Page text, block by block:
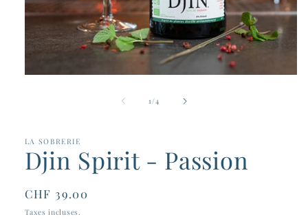
fenêtre
modale
1 /de4
LA SOBRERIE
Djin Spirit - Passion
Prix
habituel
CHF 39.00
Taxes incluses.